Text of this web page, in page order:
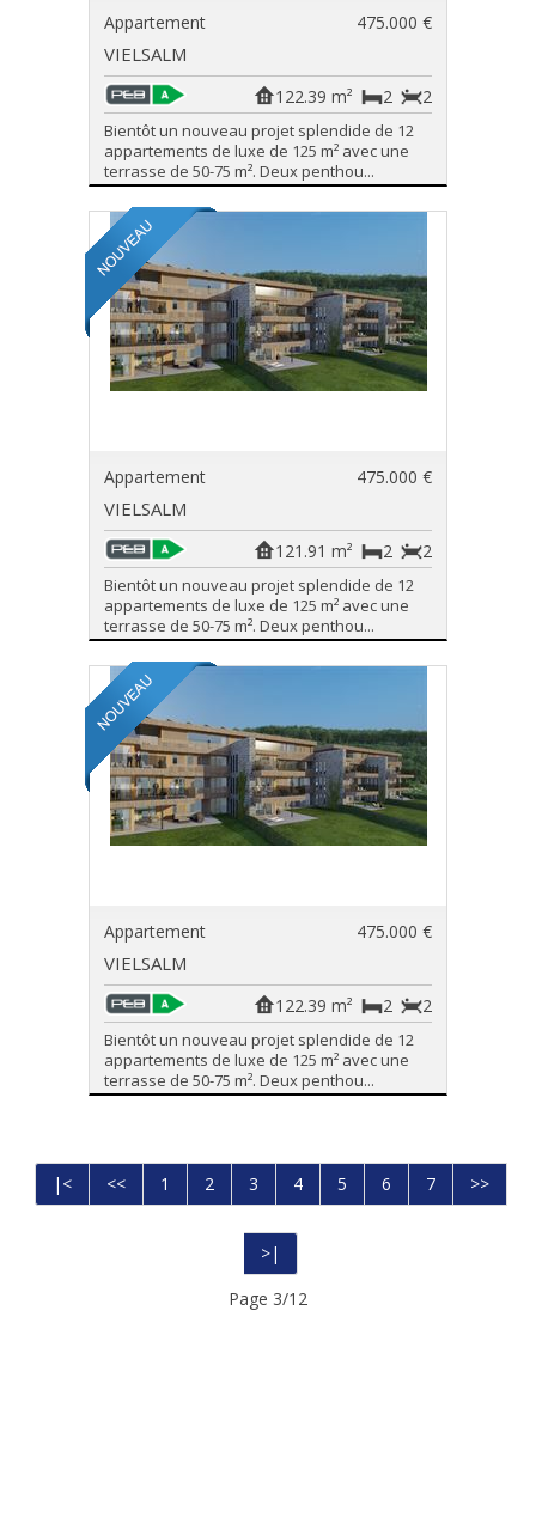
Appartement 475.000 €
VIELSALM
2
2
122.39 m²
Bientôt un nouveau projet splendide de 12
appartements de luxe de 125 m² avec une
terrasse de 50-75 m². Deux penthou...
Appartement 475.000 €
VIELSALM
2
2
121.91 m²
Bientôt un nouveau projet splendide de 12
appartements de luxe de 125 m² avec une
terrasse de 50-75 m². Deux penthou...
Appartement 475.000 €
VIELSALM
2
2
122.39 m²
Bientôt un nouveau projet splendide de 12
appartements de luxe de 125 m² avec une
terrasse de 50-75 m². Deux penthou...
|< << 1 2 3 4 5 6 7 >>
>|
Page 3/12